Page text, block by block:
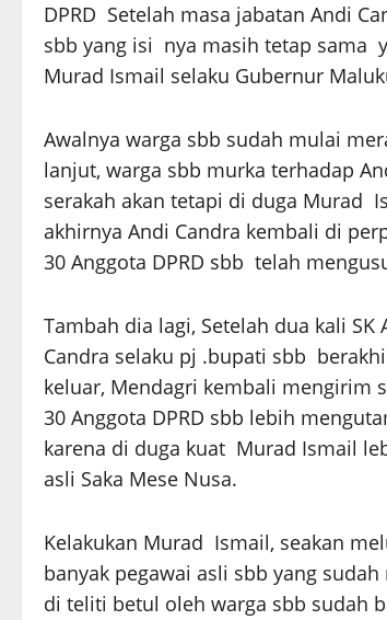
DPRD Setelah masa jabatan Andi
sbb yang isi nya masih tetap sama
Murad Ismail selaku Gubernur
Awalnya warga sbb sudah mulai
lanjut, warga sbb murka terhadap
serakah akan tetapi di duga Murad
akhirnya Andi Candra kembali di
30 Anggota DPRD sbb telah
Tambah dia lagi, Setelah dua kali
Candra selaku pj .bupati sbb
keluar, Mendagri kembali mengirim
30 Anggota DPRD sbb lebih
karena di duga kuat Murad Ismail
asli Saka Mese Nusa.
Kelakukan Murad Ismail, seakan
banyak pegawai asli sbb yang
di teliti betul oleh warga sbb sudah